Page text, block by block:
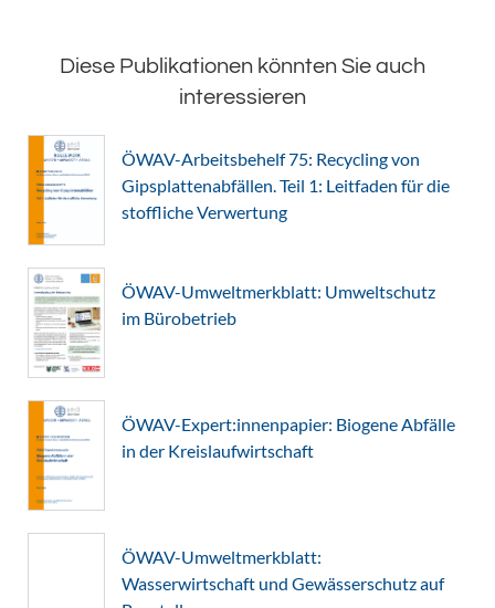
Diese Publikationen könnten Sie auch
interessieren
ÖWAV-Arbeitsbehelf 75: Recycling von
Gipsplattenabfällen. Teil 1: Leitfaden für die
stoffliche Verwertung
ÖWAV-Umweltmerkblatt: Umweltschutz
im Bürobetrieb
ÖWAV-Expert:innenpapier: Biogene Abfälle
in der Kreislaufwirtschaft
ÖWAV-Umweltmerkblatt:
Wasserwirtschaft und Gewässerschutz auf